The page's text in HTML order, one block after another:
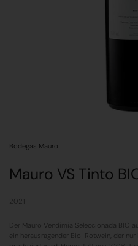
Bodegas Mauro
Mauro VS Tinto
2021
Der Mauro Vendimia Seleccionada BIO
ein herausragender Bio-Rotwein, der